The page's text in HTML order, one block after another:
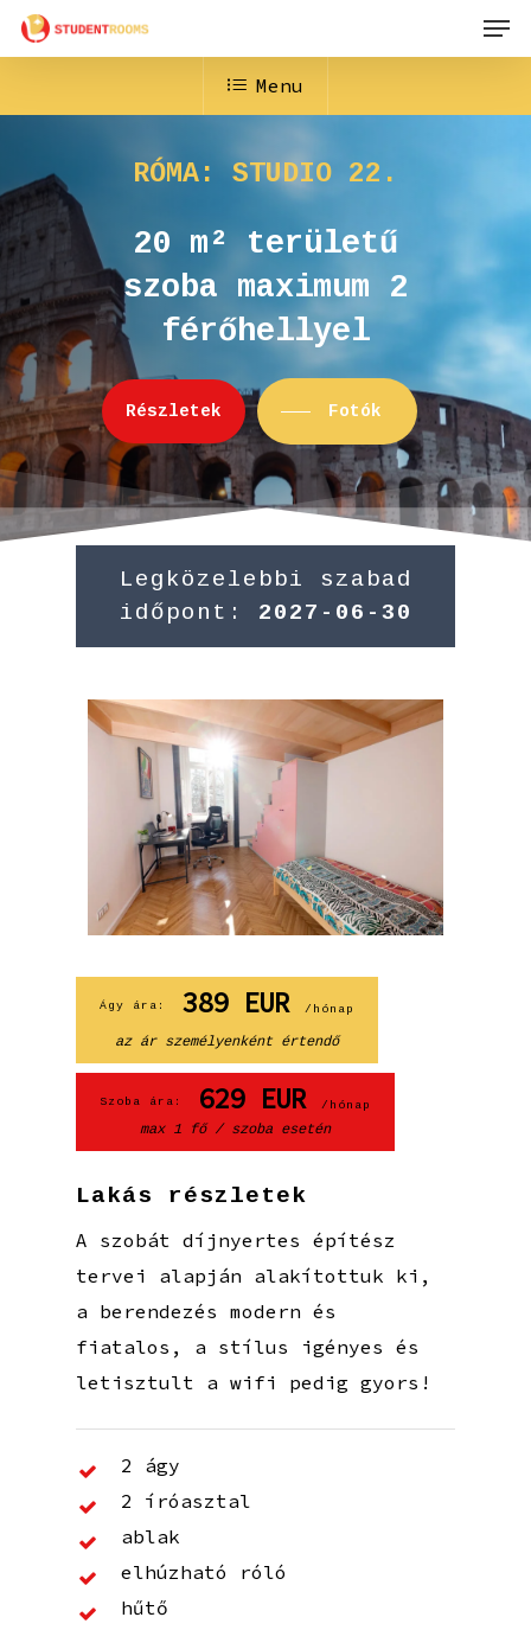
Skip
to
Menu
RÓMA: STUDIO 22.
20 m²
területű
szoba maximum
2
férőhellyel
Részlete k Fotók
Legközelebbi szabad
időpont:
2027-06-30
Ágy ára: 389 EUR /hónap
az ár személyenként értendő
Szoba ára: 629 EUR /hónap
max 1 fő / szoba esetén
Lakás részletek
A szobát díjnyertes építész
tervei alapján alakítottuk ki,
a berendezés modern és
fiatalos, a stílus igényes és
letisztult a wifi pedig gyors!
2 ágy
2 íróasztal
ablak
elhúzható róló
hűtő